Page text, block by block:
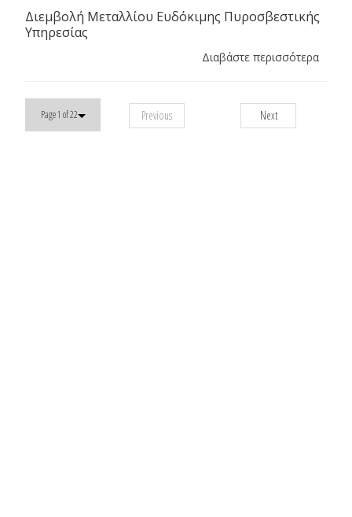
Διεμβολή Μεταλλίου Ευδόκιμης Πυροσβεστικής
Υπηρεσίας
Διαβάστε περισσότερα
Page 1 of 22 Previous Next